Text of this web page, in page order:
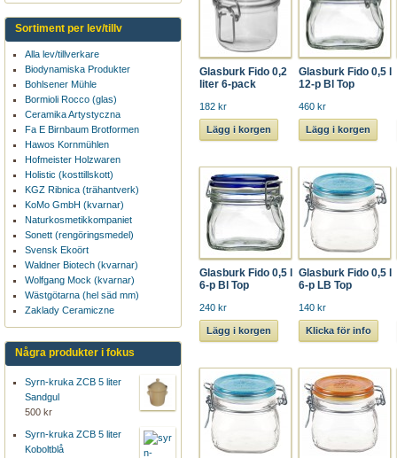
Glasburk Fido 0,2
liter 6-pack
182 kr
Lägg i korgen
Glasburk Fido 0,5 l
12-p Bl Top
460 kr
Lägg i korgen
Glasburk Fido 0,5 l
6-p Bl Top
240 kr
Lägg i korgen
Glasburk Fido 0,5 l
6-p LB Top
140 kr
Klicka för info
Sortiment per lev/tillv
Alla lev/tillverkare
Biodynamiska Produkter
Bohlsener Mühle
Bormioli Rocco (glas)
Ceramika Artystyczna
Fa E Birnbaum Brotformen
Hawos Kornmühlen
Hofmeister Holzwaren
Holistic (kosttillskott)
KGZ Ribnica (trähantverk)
KoMo GmbH (kvarnar)
Naturkosmetikkompaniet
Sonett (rengöringsmedel)
Svensk Ekoört
Waldner Biotech (kvarnar)
Wolfgang Mock (kvarnar)
Wästgötarna (hel säd mm)
Zaklady Ceramiczne
Några produkter i fokus
Syrn-kruka ZCB 5 liter
Sandgul
500 kr
Syrn-kruka ZCB 5 liter
Koboltblå